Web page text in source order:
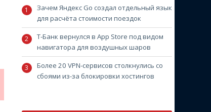
Зачем Яндекс Go создал отдельный язык
для расчёта стоимости поездок
Т-Банк вернулся в App Store под видом
навигатора для воздушных шаров
Более 20 VPN-сервисов столкнулись со
сбоями из-за блокировки хостингов